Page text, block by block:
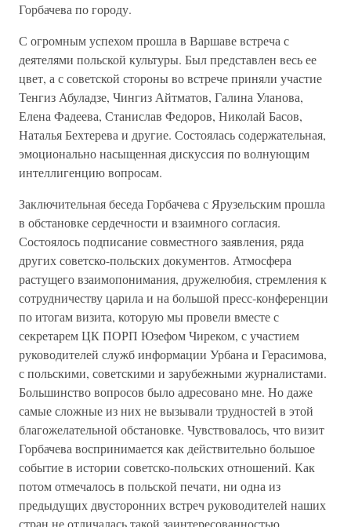
Горбачева по городу.
С огромным успехом прошла в Варшаве встреча с
деятелями польской культуры. Был представлен весь ее
цвет, а с советской стороны во встрече приняли участие
Тенгиз Абуладзе, Чингиз Айтматов, Галина Уланова,
Елена Фадеева, Станислав Федоров, Николай Басов,
Наталья Бехтерева и другие. Состоялась содержательная,
эмоционально насыщенная дискуссия по волнующим
интеллигенцию вопросам.
Заключительная беседа Горбачева с Ярузельским прошла
в обстановке сердечности и взаимного согласия.
Состоялось подписание совместного заявления, ряда
других советско-польских документов. Атмосфера
растущего взаимопонимания, дружелюбия, стремления к
сотрудничеству царила и на большой пресс-конференции
по итогам визита, которую мы провели вместе с
секретарем ЦК ПОРП Юзефом Чиреком, с участием
руководителей служб информации Урбана и Герасимова,
с польскими, советскими и зарубежными журналистами.
Большинство вопросов было адресовано мне. Но даже
самые сложные из них не вызывали трудностей в этой
благожелательной обстановке. Чувствовалось, что визит
Горбачева воспринимается как действительно большое
событие в истории советско-польских отношений. Как
потом отмечалось в польской печати, ни одна из
предыдущих двусторонних встреч руководителей наших
стран не отличалась такой заинтересованностью,